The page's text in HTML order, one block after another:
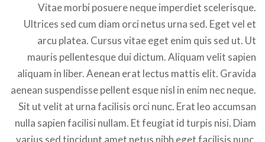
Vitae morbi posuere neque imperdiet scelerisque.
Ultrices sed cum diam orci netus urna sed. Eget vel et
arcu platea. Cursus vitae eget enim quis sed ut. Ut
mauris pellentesque dui dictum. Aliquam velit sapien
aliquam in liber. Aenean erat lectus mattis elit. Gravida
aenean suspendisse pellent esque nisl in enim nec neque.
Sit ut velit at urna facilisis orci nunc. Erat leo accumsan
nulla sapien facilisi nullam. Et feugiat id turpis nisi. Diam
varius sed tincidunt amet netus nibh eget facilisis nunc.